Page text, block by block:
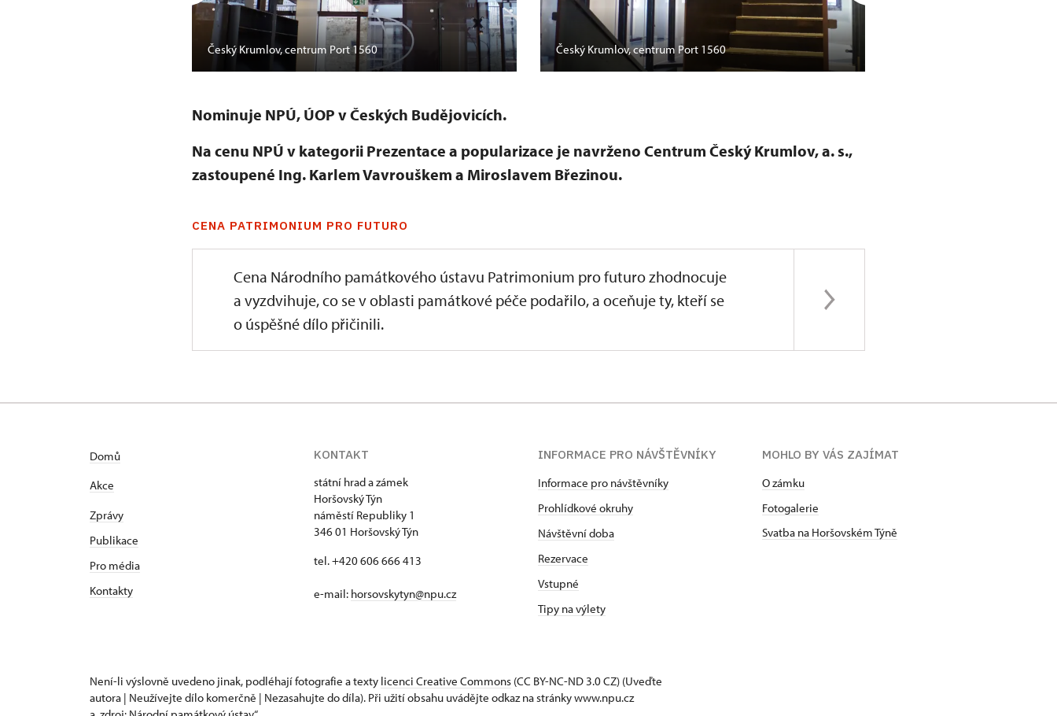
Český Krumlov, centrum Port 1560 Český Krumlov, centrum Port 1560
Nominuje NPÚ, ÚOP v Českých Budějovicích.
Na cenu NPÚ v kategorii Prezentace a popularizace je navrženo Centrum Český Krumlov, a. s.,
zastoupené Ing. Karlem Vavrouškem a Miroslavem Březinou.
CENA PATRIMONIUM PRO FUTURO
Cena Národního památkového ústavu Patrimonium pro futuro zhodnocuje
a vyzdvihuje, co se v oblasti památkové péče podařilo, a oceňuje ty, kteří se
o úspěšné dílo přičinili.
Domů
Akce
Zprávy
Publikace
Pro média
Kontakty
KONTAKT
státní hrad a zámek
Horšovský Týn
náměstí Republiky 1
346 01 Horšovský Týn
tel. +420 606 666 413
e-mail: horsovskytyn@npu.cz
INFORMACE PRO NÁVŠTĚVNÍKY
Informace pro návštěvníky
Prohlídkové okruhy
Návštěvní doba
Rezervace
Vstupné
Tipy na výlety
MOHLO BY VÁS ZAJÍMAT
O zámku
Fotogalerie
Svatba na Horšovském Týně
Není-li výslovně uvedeno jinak, podléhají fotografie a texty licenci Creative Commons (CC BY-NC-ND 3.0 CZ) (Uveďte
autora | Neužívejte dílo komerčně | Nezasahujte do díla). Při užití obsahu uvádějte odkaz na stránky www.npu.cz